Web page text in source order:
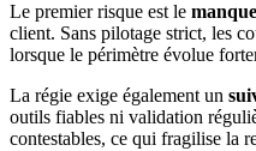
Le premier risque est le
client. Sans pilotage strict, les
lorsque le périmètre évolue
La régie exige également un
outils fiables ni validation
contestables, ce qui fragilise la